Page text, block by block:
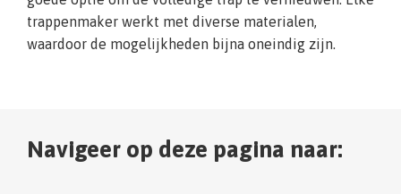
trappenmaker werkt met diverse materialen,
waardoor de mogelijkheden bijna oneindig zijn.
Navigeer op deze pagina naar: